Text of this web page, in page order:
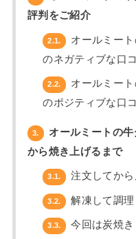
評判をご紹介
2.1.
オールミー
のネガティブな口
2.2.
オールミー
のポジティブな口
3.
オールミートの
から焼き上げるまで
3.1. 注文してか
3.2. 解凍して調
3.3. 今回は炭焼き